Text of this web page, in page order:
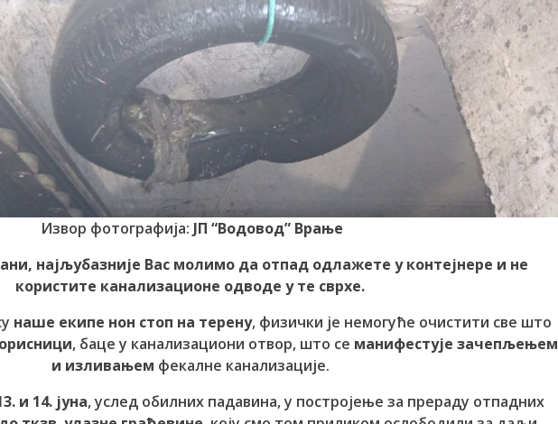
Извор фотографија: ЈП “Водовод” Врање
најљубазније Вас молимо да отпад одлажете у контејнере и не
користите канализационе одводе у те сврхе.
наше екипе нон стоп на терену, физички је немогуће очистити све што
, баце у канализациони отвор, што се манифестује зачепљењем
и изливањем фекалне канализације.
и 14. јуна, услед обилних падавина, у постројење за прераду отпадних